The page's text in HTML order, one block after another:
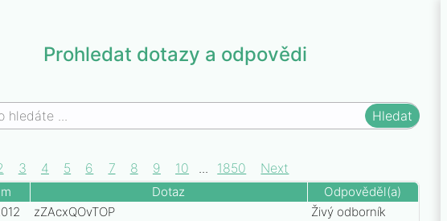
Prohledat dotazy a odpovědi
3 4 5 6 7 8 9 10 ... 1850 Next
Dotaz
Odpověděl(a)
zZAcxQOvTOP
Živý odborník